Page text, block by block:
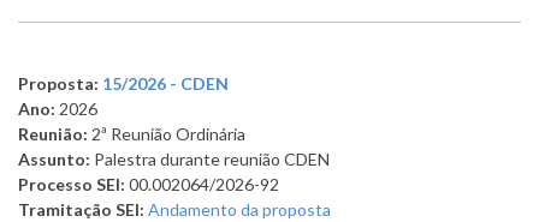
Proposta: 15/2026 - CDEN
Ano: 2026
Reunião: 2ª Reunião Ordinária
Assunto: Palestra durante reunião CDEN
Processo SEI: 00.002064/2026-92
Tramitação SEI: Andamento da proposta